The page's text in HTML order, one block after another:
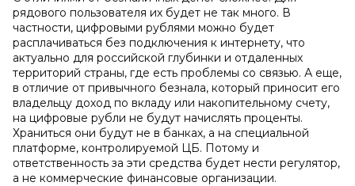
рядового пользователя их будет не так много. В
частности, цифровыми рублями можно будет
расплачиваться без подключения к интернету, что
актуально для российской глубинки и отдаленных
территорий страны, где есть проблемы со связью. А еще,
в отличие от привычного безнала, который приносит его
владельцу доход по вкладу или накопительному счету,
на цифровые рубли не будут начислять проценты.
Храниться они будут не в банках, а на специальной
платформе, контролируемой ЦБ. Потому и
ответственность за эти средства будет нести регулятор,
а не коммерческие финансовые организации.